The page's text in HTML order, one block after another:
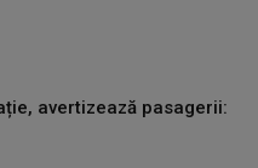
avertizează pasagerii: